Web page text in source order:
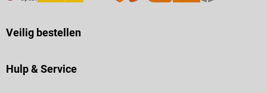
Veilig bestellen
Hulp & Service